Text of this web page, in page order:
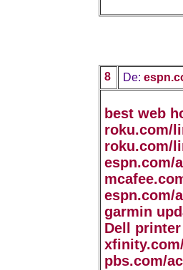
8 De:
best web
roku.com/
roku.com/
espn.com/
espn.com/
garmin
Dell
pbs.com/